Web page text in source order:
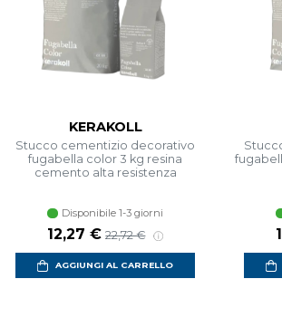
KERAKOLL
Stucco cementizio decorativo
fugabella color 3 kg resina
cemento alta resistenza
Disponibile 1-3 giorni
12,27 € 22,72 €
AGGIUNGI AL CARRELLO